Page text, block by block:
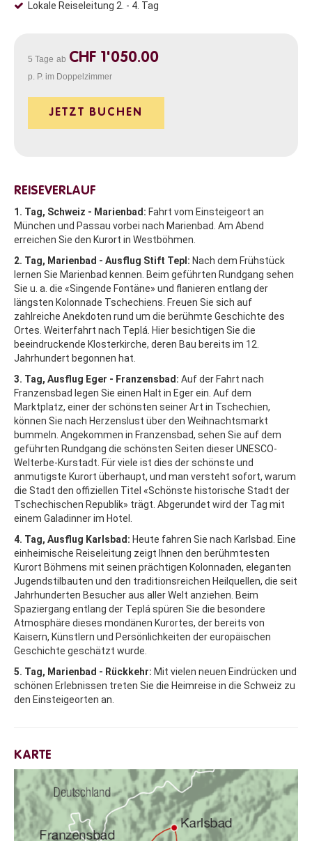
Lokale Reiseleitung 2. - 4. Tag
5 Tage ab CHF 1'050.00
p. P. im Doppelzimmer
JETZT BUCHEN
REISEVERLAUF
1. Tag, Schweiz - Marienbad: Fahrt vom Einsteigeort an
München und Passau vorbei nach Marienbad. Am Abend
erreichen Sie den Kurort in Westböhmen.
2. Tag, Marienbad - Ausflug Stift Tepl: Nach dem Frühstück
lernen Sie Marienbad kennen. Beim geführten Rundgang sehen
Sie u. a. die «Singende Fontäne» und flanieren entlang der
längsten Kolonnade Tschechiens. Freuen Sie sich auf
zahlreiche Anekdoten rund um die berühmte Geschichte des
Ortes. Weiterfahrt nach Teplá. Hier besichtigen Sie die
beeindruckende Klosterkirche, deren Bau bereits im 12.
Jahrhundert begonnen hat.
3. Tag, Ausflug Eger - Franzensbad: Auf der Fahrt nach
Franzensbad legen Sie einen Halt in Eger ein. Auf dem
Marktplatz, einer der schönsten seiner Art in Tschechien,
können Sie nach Herzenslust über den Weihnachtsmarkt
bummeln. Angekommen in Franzensbad, sehen Sie auf dem
geführten Rundgang die schönsten Seiten dieser UNESCO-
Welterbe-Kurstadt. Für viele ist dies der schönste und
anmutigste Kurort überhaupt, und man versteht sofort, warum
die Stadt den offiziellen Titel «Schönste historische Stadt der
Tschechischen Republik» trägt. Abgerundet wird der Tag mit
einem Galadinner im Hotel.
4. Tag, Ausflug Karlsbad: Heute fahren Sie nach Karlsbad. Eine
einheimische Reiseleitung zeigt Ihnen den berühmtesten
Kurort Böhmens mit seinen prächtigen Kolonnaden, eleganten
Jugendstilbauten und den traditionsreichen Heilquellen, die seit
Jahrhunderten Besucher aus aller Welt anziehen. Beim
Spaziergang entlang der Teplá spüren Sie die besondere
Atmosphäre dieses mondänen Kurortes, der bereits von
Kaisern, Künstlern und Persönlichkeiten der europäischen
Geschichte geschätzt wurde.
5. Tag, Marienbad - Rückkehr: Mit vielen neuen Eindrücken und
schönen Erlebnissen treten Sie die Heimreise in die Schweiz zu
den Einsteigeorten an.
KARTE